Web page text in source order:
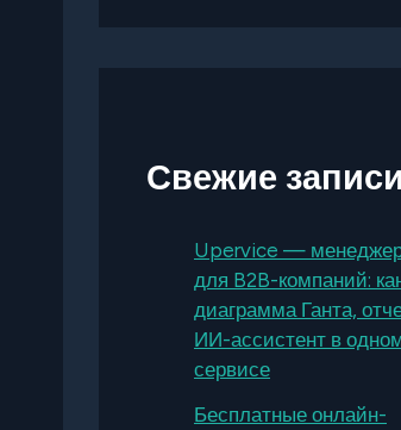
Свежие записи
Upervice —
для B2B-компаний:
диаграмма Ганта,
ИИ-ассистент в
сервисе
Бесплатные онлайн-